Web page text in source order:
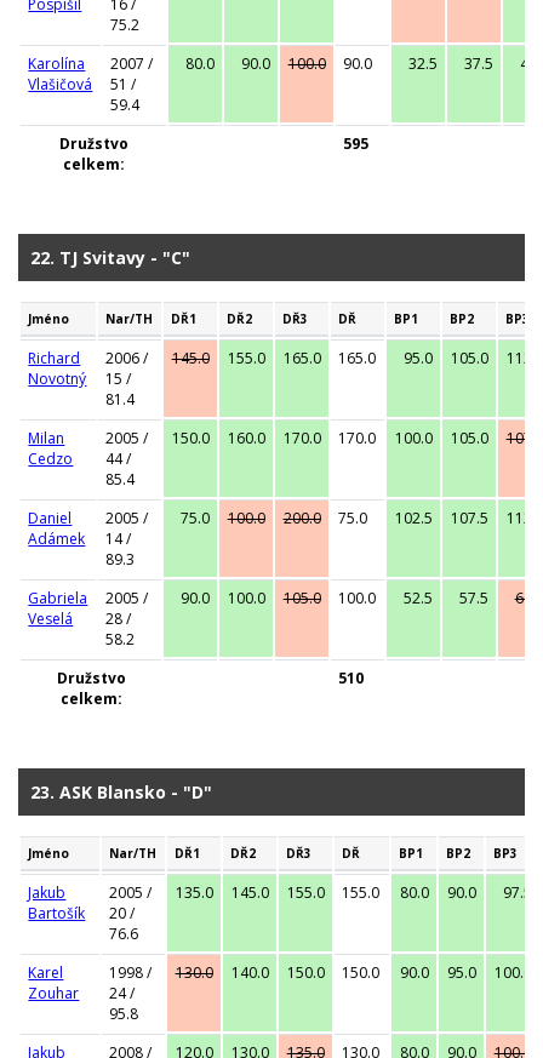
Pospíšil
16 /
75.2
Karolína
Vlašičová
2007 /
51 /
59.4
80.0 90.0 100.0 90.0 32.5 37.5
Družstvo
celkem:
595
22. TJ Svitavy - "C"
Jméno Nar/TH DŘ1 DŘ2 DŘ3 DŘ BP1 BP2 BP3
Richard
Novotný
2006 /
15 /
81.4
145.0 155.0 165.0 165.0 95.0 105.0 112.5
Milan
Cedzo
2005 /
44 /
85.4
150.0 160.0 170.0 170.0 100.0 105.0 107.5
Daniel
Adámek
2005 /
14 /
89.3
75.0 100.0 200.0 75.0 102.5 107.5 112.5
Gabriela
Veselá
2005 /
28 /
58.2
90.0 100.0 105.0 100.0 52.5 57.5 60.0
Družstvo
celkem:
510
23. ASK Blansko - "D"
Jméno Nar/TH DŘ1 DŘ2 DŘ3 DŘ BP1 BP2 BP3
Jakub
Bartošík
2005 /
20 /
76.6
135.0 145.0 155.0 155.0 80.0 90.0 97.5
Karel
Zouhar
1998 /
24 /
95.8
130.0 140.0 150.0 150.0 90.0 95.0 100.0
Jakub 2008 / 120.0 130.0 135.0 130.0 80.0 90.0 100.0